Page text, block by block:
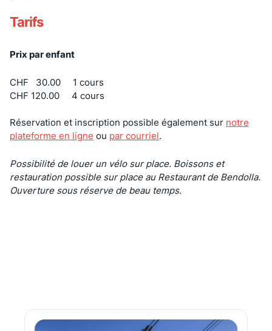
Tarifs
Prix par enfant
CHF 30.00 1 cours
CHF 120.00 4 cours
Réservation et inscription possible également sur notre
plateforme en ligne ou par courriel.
Possibilité de louer un vélo sur place. Boissons et
restauration possible sur place au Restaurant de Bendolla.
Ouverture sous réserve de beau temps.